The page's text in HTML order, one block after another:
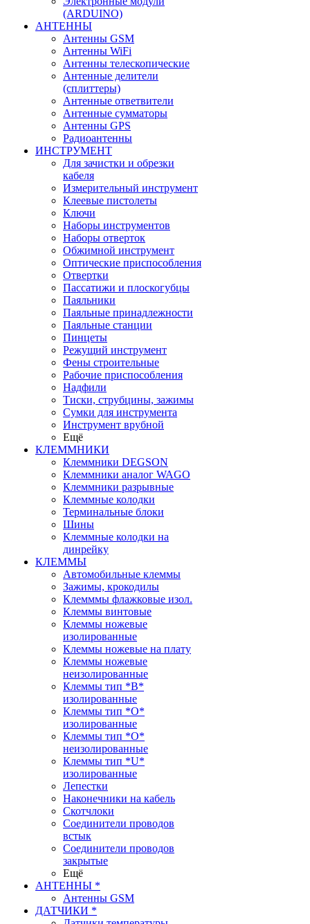
(ARDUINO)
АНТЕННЫ
Антенны GSM
Антенны WiFi
Антенны телескопические
Антенные делители
(сплиттеры)
Антенные ответвители
Антенные сумматоры
Антенны GPS
Радиоантенны
ИНСТРУМЕНТ
Для зачистки и обрезки
кабеля
Измерительный инструмент
Клеевые пистолеты
Ключи
Наборы инструментов
Наборы отверток
Обжимной инструмент
Оптические приспособления
Отвертки
Пассатижи и плоскогубцы
Паяльники
Паяльные принадлежности
Паяльные станции
Пинцеты
Режущий инструмент
Фены строительные
Рабочие приспособления
Надфили
Тиски, струбцины, зажимы
Сумки для инструмента
Инструмент врубной
Ещё
КЛЕММНИКИ
Клеммники DEGSON
Клеммники аналог WAGO
Клеммники разрывные
Клеммные колодки
Терминальные блоки
Шины
Клеммные колодки на
динрейку
КЛЕММЫ
Автомобильные клеммы
Зажимы, крокодилы
Клемммы флажковые изол.
Клеммы винтовые
Клеммы ножевые
изолированные
Клеммы ножевые на плату
Клеммы ножевые
неизолированные
Клеммы тип *B*
изолированные
Клеммы тип *O*
изолированные
Клеммы тип *O*
неизолированные
Клеммы тип *U*
изолированные
Лепестки
Наконечники на кабель
Скотчлоки
Соединители проводов
встык
Соединители проводов
закрытые
Ещё
АНТЕННЫ *
Антенны GSM
ДАТЧИКИ *